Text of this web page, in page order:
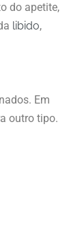
do apetite,
libido,
Em
outro tipo.